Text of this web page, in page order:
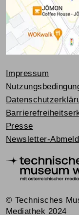
Impressum
Presse
Newsletter-
© Technisches
Mediathek 2024